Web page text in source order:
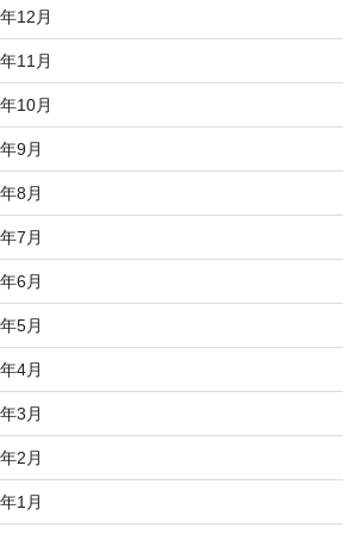
12月
11月
10月
9月
8月
7月
6月
5月
4月
3月
2月
1月